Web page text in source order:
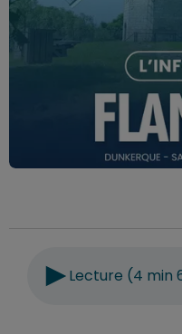
Lecture (4 min